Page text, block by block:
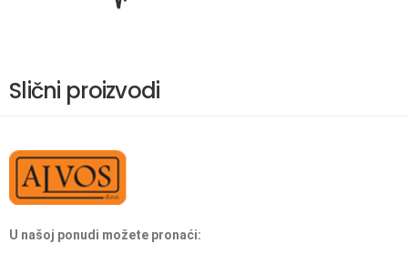
Slični proizvodi
U našoj ponudi možete pronaći: